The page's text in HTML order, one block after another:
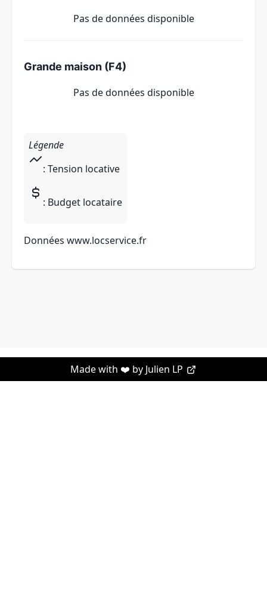
Pas de données disponible
Grande maison (F4)
Pas de données disponible
Légende
: Tension locative
: Budget locataire
Données www.locservice.fr
Made with ❤️ by Julien LP